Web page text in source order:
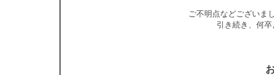
ご不明点などございま
引き続き、何